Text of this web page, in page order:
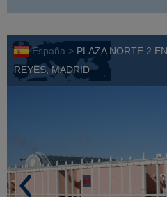
España > PLAZA NORTE 2
REYES, MADRID